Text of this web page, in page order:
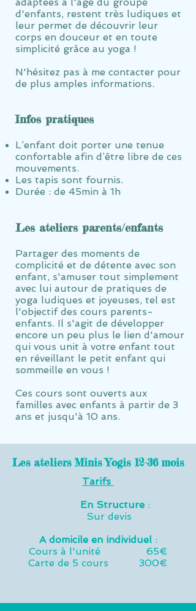
d'enfants, restent très ludiques et
leur permet de découvrir leur
corps en douceur et en toute
simplicité grâce au yoga !
N'hésitez pas à me contacter pour
de plus amples informations.
Infos pratiques
L’enfant doit porter une tenue
confortable afin d’être libre de ces
mouvements.
Les tapis sont fournis.
Durée : de 45min à 1h
Les ateliers parents/enfants
Partager des moments de
complicité et de détente avec son
enfant, s'amuser tout simplement
avec lui autour de pratiques de
yoga ludiques et joyeuses, tel est
l'objectif des cours parents-
enfants. Il s'agit de développer
encore un peu plus le lien d'amour
qui vous unit à votre enfant tout
en réveillant le petit enfant qui
sommeille en vous !
Ces cours sont ouverts aux
familles avec enfants à partir de 3
ans et jusqu'à 10 ans.
Les ateliers Minis Yogis 12-36 mois
Tarifs
En Structure:
Sur devis
A domicile en individuel :
Cours à l'unité 65€
Carte de 5 cours 300€